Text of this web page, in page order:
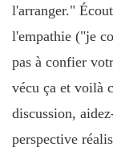
l'arranger."
l'empathie ("je
pas à confier
vécu ça et voilà
discussion,
perspective